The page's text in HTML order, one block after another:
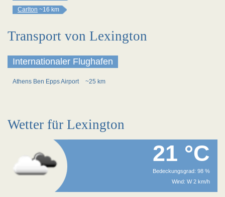
Carlton ~16 km
Transport von Lexington
Internationaler Flughafen
Athens Ben Epps Airport ~25 km
Wetter für Lexington
21 °C
Bedeckungsgrad: 98 %
Wind: W 2 km/h